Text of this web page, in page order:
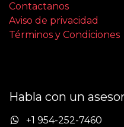
Contactanos
Aviso de privacidad
Términos y Condiciones
Habla con un asesor
+1 954-252-7460